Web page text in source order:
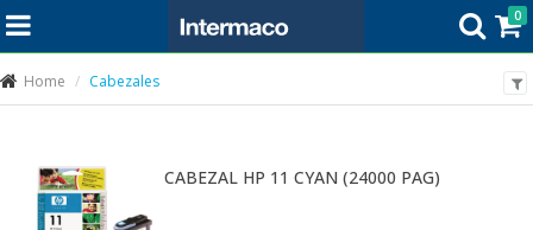
0
Home Cabezales
CABEZAL HP 11 CYAN (24000 PAG)